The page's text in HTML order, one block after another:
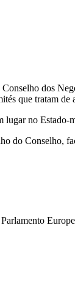
dos
que tratam de
no Estado-
do Conselho,